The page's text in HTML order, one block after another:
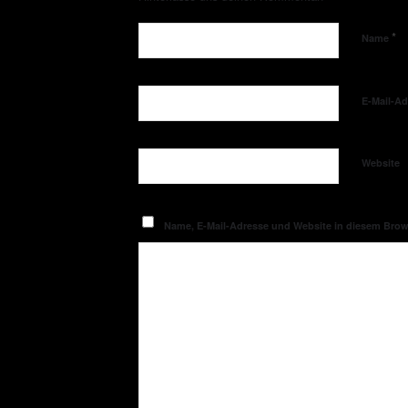
Name *
E-Mail-
Website
Name, E-Mail-Adresse und Website in diesem